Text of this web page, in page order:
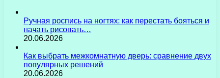
Ручная роспись на ногтях: как перестать бояться и
начать рисовать…
20.06.2026
Как выбрать межкомнатную дверь: сравнение двух
популярных решений
20.06.2026